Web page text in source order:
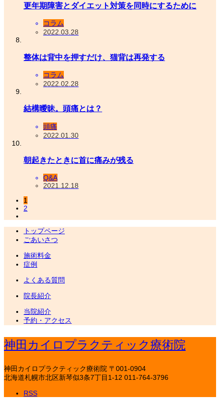
更年期障害とダイエット対策を同時にするために
コラム
2022.03.28
整体は背中を押すだけ、猫背は再発する
コラム
2022.02.28
結構曖昧。頭痛とは？
頭痛
2022.01.30
朝起きたときに首に痛みが残る
Q&A
2021.12.18
1
2
トップページ
ごあいさつ
施術料金
症例
よくある質問
院長紹介
当院紹介
予約・アクセス
神田カイロプラクティック療術院
神田カイロプラクティック療術院 〒001-0904
北海道札幌市北区新琴似3条7丁目1-12 011-764-3796
RSS